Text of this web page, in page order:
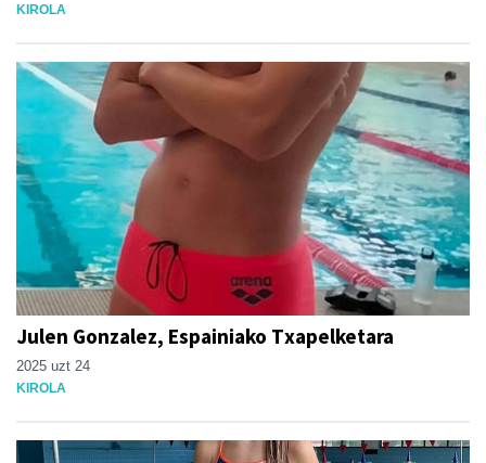
KIROLA
Julen Gonzalez, Espainiako Txapelketara
2025 uzt 24
KIROLA